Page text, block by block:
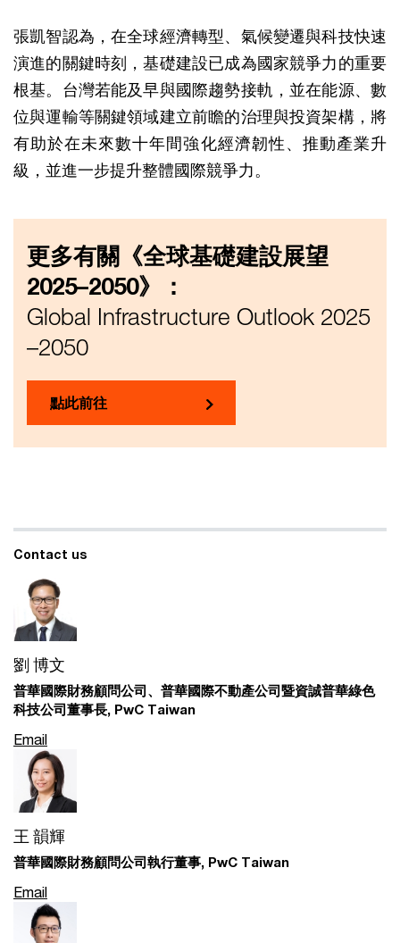
張凱智認為，在全球經濟轉型、氣候變遷與科技快速
演進的關鍵時刻，基礎建設已成為國家競爭力的重要
根基。台灣若能及早與國際趨勢接軌，並在能源、數
位與運輸等關鍵領域建立前瞻的治理與投資架構，將
有助於在未來數十年間強化經濟韌性、推動產業升
級，並進一步提升整體國際競爭力。
更多有關《全球基礎建設展望
2025–2050》：
Global Infrastructure Outlook 2025
–2050
點此前往
Contact us
劉 博文
普華國際財務顧問公司、普華國際不動產公司暨資誠普華綠色
科技公司董事長, PwC Taiwan
Email
王 韻輝
普華國際財務顧問公司執行董事, PwC Taiwan
Email